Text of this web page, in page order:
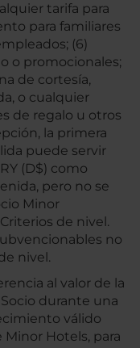
tarifa para
para familiares
(6)
o promocionales;
de cortesía,
o cualquier
de regalo u otros
la primera
puede servir
(D$) como
pero no se
Minor
de nivel.
no
nivel.
al valor de la
durante una
válido
Hotels, para